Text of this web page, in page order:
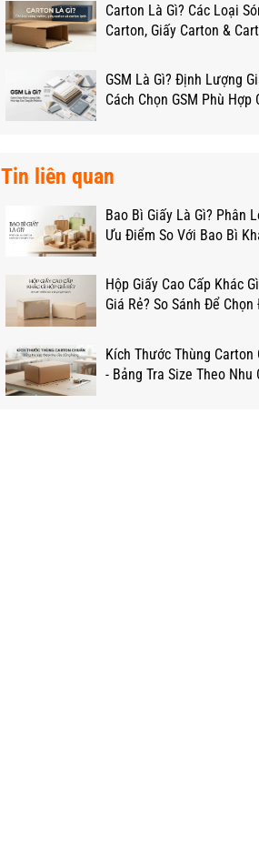
Carton Là Gì? Các Loại
Carton, Giấy Carton &
GSM Là Gì? Định Lượng
Cách Chọn GSM Phù Hợp
Tin liên quan
Bao Bì Giấy Là Gì? Phân
Ưu Điểm So Với Bao Bì
Hộp Giấy Cao Cấp Khác
Giá Rẻ? So Sánh Để Chọn
Kích Thước Thùng Carton
- Bảng Tra Size Theo Nhu